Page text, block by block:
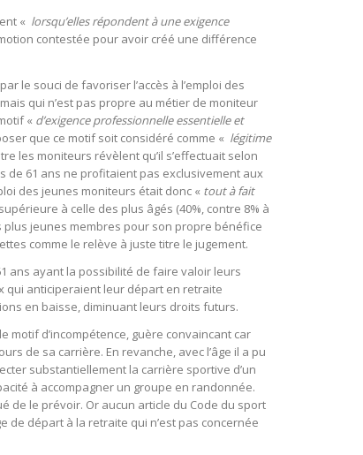
« lorsqu’elles répondent à une exigence
contestée pour avoir créé une différence
le souci de favoriser l’accès à l’emploi des
qui n’est pas propre au métier de moniteur
« d’exigence professionnelle essentielle et
que ce motif soit considéré comme « légitime
les moniteurs révèlent qu’il s’effectuait selon
de 61 ans ne profitaient pas exclusivement aux
des jeunes moniteurs était donc « tout à fait
à celle des plus âgés (40%, contre 8% à
jeunes membres pour son propre bénéfice
comme le relève à juste titre le jugement.
ans ayant la possibilité de faire valoir leurs
qui anticiperaient leur départ en retraite
en baisse, diminuant leurs droits futurs.
motif d’incompétence, guère convaincant car
de sa carrière. En revanche, avec l’âge il a pu
substantiellement la carrière sportive d’un
à accompagner un groupe en randonnée.
de le prévoir. Or aucun article du Code du sport
de départ à la retraite qui n’est pas concernée